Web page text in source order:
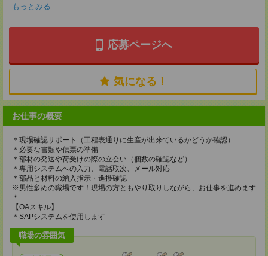
もっとみる
応募ページへ
気になる！
お仕事の概要
＊現場確認サポート（工程表通りに生産が出来ているかどうか確認）
＊必要な書類や伝票の準備
＊部材の発送や荷受けの際の立会い（個数の確認など）
＊専用システムへの入力、電話取次、メール対応
＊部品と材料の納入指示・進捗確認
※男性多めの職場です！現場の方ともやり取りしながら、お仕事を進めます
＊
【OAスキル】
＊SAPシステムを使用します
職場の雰囲気